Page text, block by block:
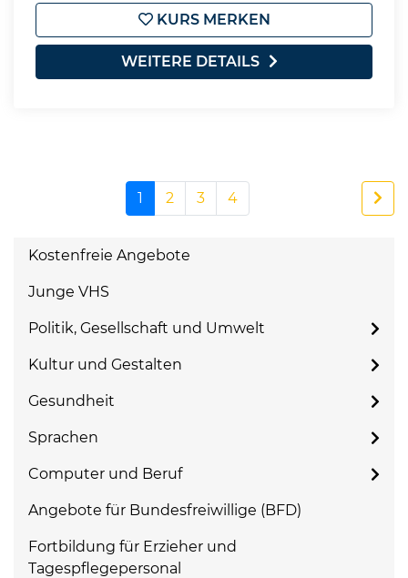
KURS MERKEN
WEITERE DETAILS
1 2 3 4
Kostenfreie Angebote
Junge VHS
Politik, Gesellschaft und Umwelt
Kultur und Gestalten
Gesundheit
Sprachen
Computer und Beruf
Angebote für Bundesfreiwillige (BFD)
Fortbildung für Erzieher und
Tagespflegepersonal